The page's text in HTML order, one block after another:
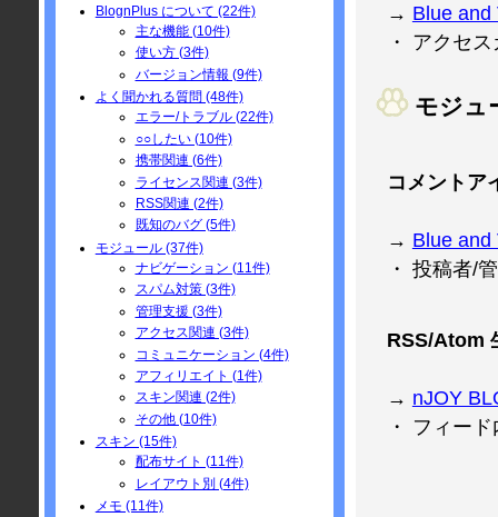
→ Blue and
・ アクセ
モジュ
コメントア
→ Blue and
・ 投稿者/
RSS/Atom
→ nJOY
・ フィー
BlognPlus について (22件)
主な機能 (10件)
使い方 (3件)
バージョン情報 (9件)
よく聞かれる質問 (48件)
エラー/トラブル (22件)
○○したい (10件)
携帯関連 (6件)
ライセンス関連 (3件)
RSS関連 (2件)
既知のバグ (5件)
モジュール (37件)
ナビゲーション (11件)
スパム対策 (3件)
管理支援 (3件)
アクセス関連 (3件)
コミュニケーション (4件)
アフィリエイト (1件)
スキン関連 (2件)
その他 (10件)
スキン (15件)
配布サイト (11件)
レイアウト別 (4件)
メモ (11件)